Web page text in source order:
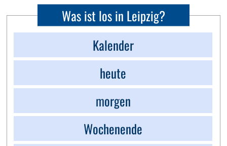
Was ist los in Leipzig?
Kalender
heute
morgen
Wochenende